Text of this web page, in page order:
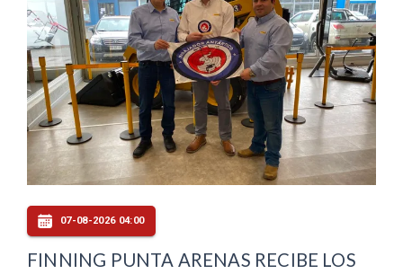
07-08-2026 04:00
FINNING PUNTA ARENAS RECIBE LOS